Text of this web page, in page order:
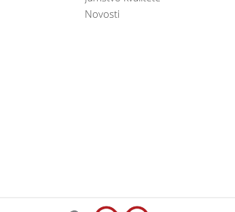
Novosti